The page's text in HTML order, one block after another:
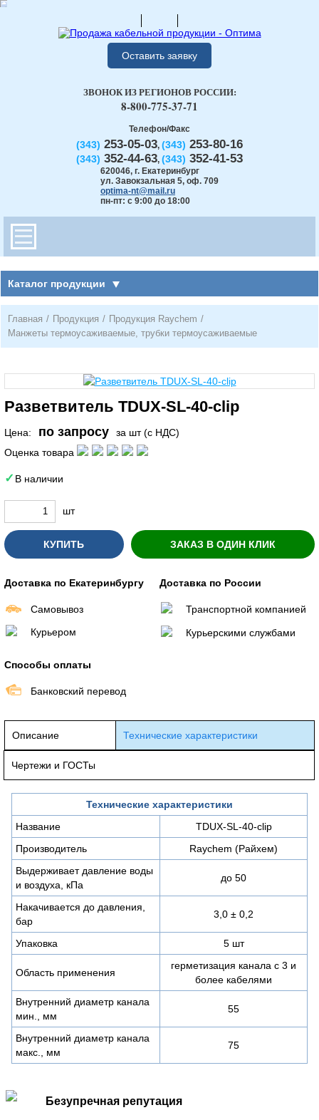
Оставить заявку
Телефон/Факс
(343) 253-05-03, (343) 253-80-16
(343) 352-44-63, (343) 352-41-53
620046, г. Екатеринбург
ул. Завокзальная 5, оф. 709
optima-nt@mail.ru
пн-пт: с 9:00 до 18:00
ЗВОНОК ИЗ РЕГИОНОВ РОССИИ:
8-800-775-37-71
Каталог продукции
Главная / Продукция / Продукция Raychem /
Манжеты термоусаживаемые, трубки термоусаживаемые
Разветвитель TDUX-SL-40-clip
Цена: по запросу
за шт (с НДС)
Оценка товара
В наличии
шт
КУПИТЬ ЗАКАЗ В ОДИН КЛИК
Доставка по Екатеринбургу
Самовывоз
Курьером
Доставка по России
Транспортной компанией
Курьерскими службами
Способы оплаты
Банковский перевод
Описание Технические характеристики
Чертежи и ГОСТы
Технические характеристики
Название
TDUX-SL-40-clip
Производитель
Raychem (Райхем)
Выдерживает давление воды
и воздуха, кПа
до 50
Накачивается до давления,
бар
3,0 ± 0,2
Упаковка 5 шт
Область применения
герметизация канала с 3 и
более кабелями
Внутренний диаметр канала
мин., мм
55
Внутренний диаметр канала
макс., мм
75
Безупречная репутация